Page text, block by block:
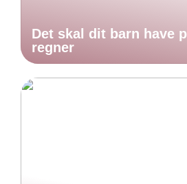
Det skal dit barn have
regner